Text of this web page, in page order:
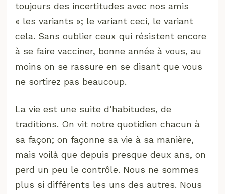
toujours des incertitudes avec nos amis
« les variants »; le variant ceci, le variant
cela. Sans oublier ceux qui résistent encore
à se faire vacciner, bonne année à vous, au
moins on se rassure en se disant que vous
ne sortirez pas beaucoup.
La vie est une suite d’habitudes, de
traditions. On vit notre quotidien chacun à
sa façon; on façonne sa vie à sa manière,
mais voilà que depuis presque deux ans, on
perd un peu le contrôle. Nous ne sommes
plus si différents les uns des autres. Nous